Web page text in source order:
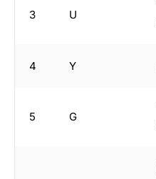
3 U
4 Y
5 G